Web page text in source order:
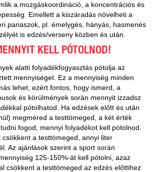
a mozgáskoordináció, a koncentrációs és
Emellett a kiszáradás növelheti a
panaszok, pl. émelygés, hányás, hasmenés
is edzés/verseny közben és után.
KELL PÓTOLNOD!
alatti folyadékfogyasztás pótolja az
mennyiséget. Ez a mennyiség minden
lehet, ezért fontos, hogy ismerd, a
és körülmények során mennyit izzadsz
pótolhatod. Ha edzések előtt és után
megméred a testtömeged, a két érték
fogod, mennyi folyadékot kell pótolnod.
a testtömeged, annyi liter
Az ajánlások szerint a sport során
125-150%-át kell pótolni, azaz
csökkent a testtömeged az edzés előttihez